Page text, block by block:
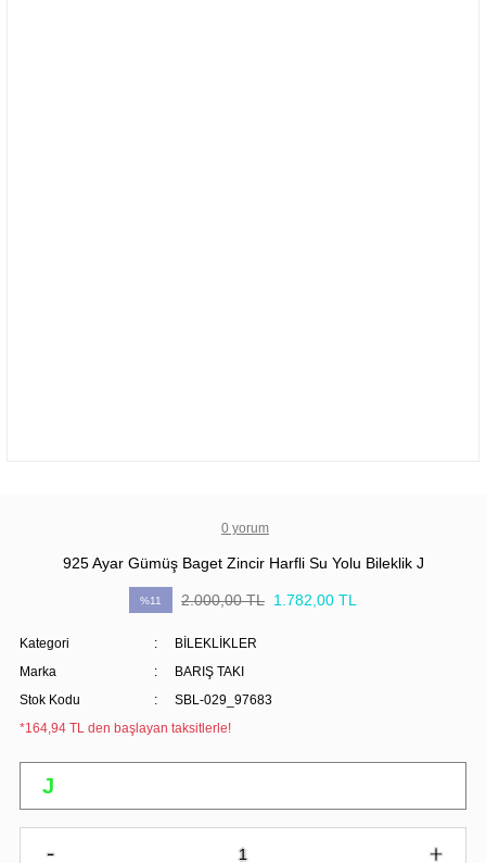
0 yorum
925 Ayar Gümüş Baget Zincir Harfli Su Yolu Bileklik J
%11 2.000,00 TL 1.782,00 TL
Kategori
BİLEKLİKLER
Marka
BARIŞ TAKI
Stok Kodu
SBL-029_97683
*164,94 TL den başlayan taksitlerle!